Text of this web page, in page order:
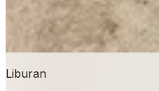
Liburan